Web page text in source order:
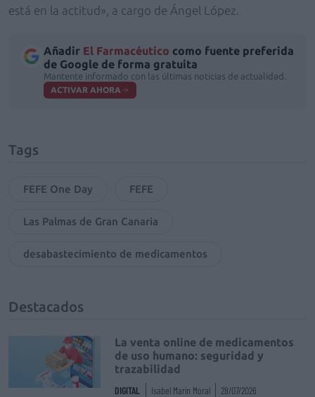
está en la actitud», a cargo de Ángel López.
Añadir El Farmacéutico como fuente preferida
de Google de forma gratuita
Mantente informado con las últimas noticias de actualidad.
ACTIVAR AHORA
Tags
FEFE One Day FEFE
Las Palmas de Gran Canaria
desabastecimiento de medicamentos
Destacados
La venta online de medicamentos
de uso humano: seguridad y
trazabilidad
DIGITAL Isabel Marín Moral 28/07/2026